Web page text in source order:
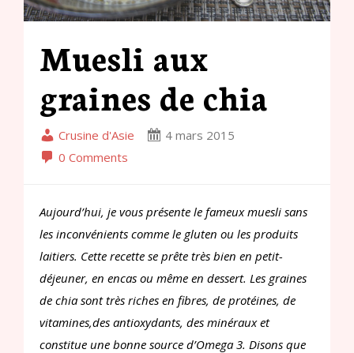
Muesli aux
graines de chia
Crusine d'Asie
4 mars 2015
0 Comments
Aujourd’hui, je vous présente le fameux muesli sans
les inconvénients comme le gluten ou les produits
laitiers. Cette recette se prête très bien en petit-
déjeuner, en encas ou même en dessert. Les graines
de chia sont très riches en fibres, de protéines, de
vitamines,des antioxydants, des minéraux et
constitue une bonne source d’Omega 3. Disons que